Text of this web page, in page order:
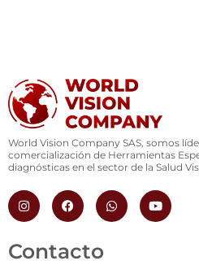
World Vision Company SAS, somos
comercialización de Herramientas
diagnósticas en el sector de la Salud
I
n
s
a
g
F
a
c
o
W
h
a
Y
o
u
Contacto